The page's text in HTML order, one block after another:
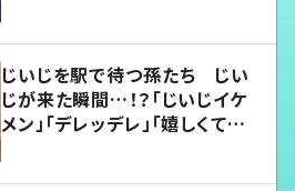
じいじを駅で待つ孫たち じい
じが来た瞬間…！？「じいじイケ
メン」「デレッデレ」「嬉しくて可